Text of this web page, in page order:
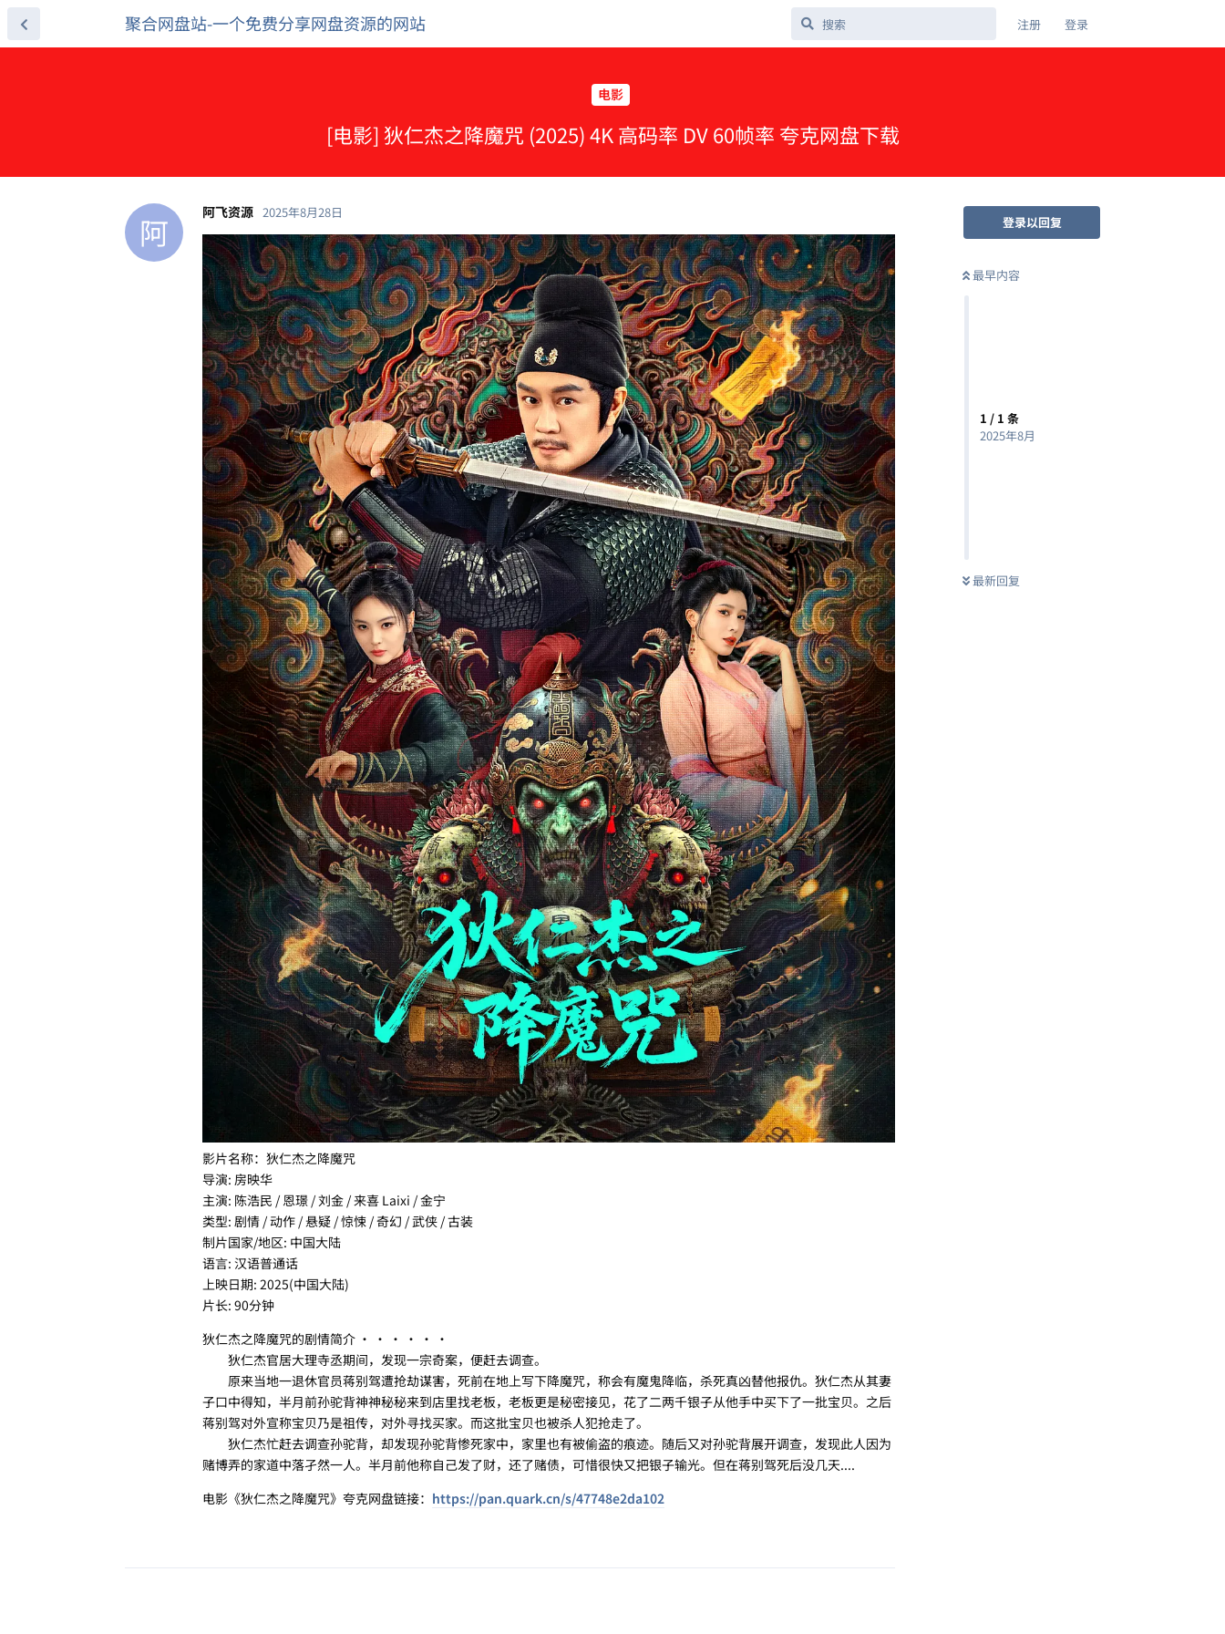
聚合网盘站-一个免费分享网盘资源的网站 注册 登录
电影
[电影] 狄仁杰之降魔咒 (2025) 4K 高码率 DV 60帧率 夸克网盘下载
登录以回复
最早内容
1 / 1 条
2025年8月
最新回复
阿 阿飞资源 2025年8月28日
影片名称：狄仁杰之降魔咒
导演: 房映华
主演: 陈浩民 / 恩璟 / 刘金 / 来喜 Laixi / 金宁
类型: 剧情 / 动作 / 悬疑 / 惊悚 / 奇幻 / 武侠 / 古装
制片国家/地区: 中国大陆
语言: 汉语普通话
上映日期: 2025(中国大陆)
片长: 90分钟
狄仁杰之降魔咒的剧情简介 · · · · · ·
狄仁杰官居大理寺丞期间，发现一宗奇案，便赶去调查。
原来当地一退休官员蒋别驾遭抢劫谋害，死前在地上写下降魔咒，称会有魔鬼降临，杀死真凶替他报仇。狄仁杰从其妻
子口中得知，半月前孙驼背神神秘秘来到店里找老板，老板更是秘密接见，花了二两千银子从他手中买下了一批宝贝。之后
蒋别驾对外宣称宝贝乃是祖传，对外寻找买家。而这批宝贝也被杀人犯抢走了。
狄仁杰忙赶去调查孙驼背，却发现孙驼背惨死家中，家里也有被偷盗的痕迹。随后又对孙驼背展开调查，发现此人因为
赌博弄的家道中落孑然一人。半月前他称自己发了财，还了赌债，可惜很快又把银子输光。但在蒋别驾死后没几天....
电影《狄仁杰之降魔咒》夸克网盘链接： https://pan.quark.cn/s/47748e2da102